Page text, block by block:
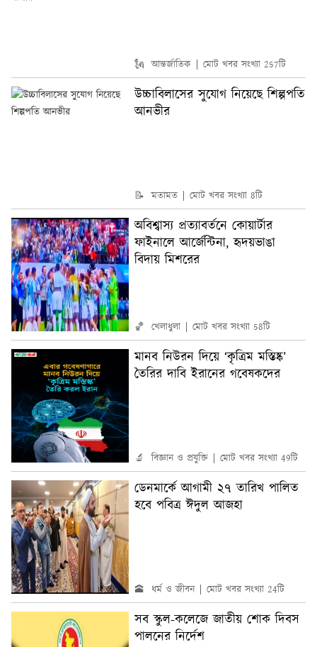
🗽 আন্তর্জাতিক মোট খবর সংখ্যা 257টি
উচ্চাবিলাসের সুযোগ নিয়েছে শিল্পপতি
আনভীর
📝 মতামত মোট খবর সংখ্যা 8টি
অবিশ্বাস্য প্রত্যাবর্তনে কোয়ার্টার
ফাইনালে আর্জেন্টিনা, হৃদয়ভাঙা
বিদায় মিশরের
🏀 খেলাধুলা মোট খবর সংখ্যা 58টি
মানব নিউরন দিয়ে ‘কৃত্রিম মস্তিষ্ক’
তৈরির দাবি ইরানের গবেষকদের
🔬 বিজ্ঞান ও প্রযুক্তি মোট খবর সংখ্যা 49টি
ডেনমার্কে আগামী ২৭ তারিখ পালিত
হবে পবিত্র ঈদুল আজহা
🕋 ধর্ম ও জীবন মোট খবর সংখ্যা 24টি
সব স্কুল-কলেজে জাতীয় শোক দিবস
পালনের নির্দেশ